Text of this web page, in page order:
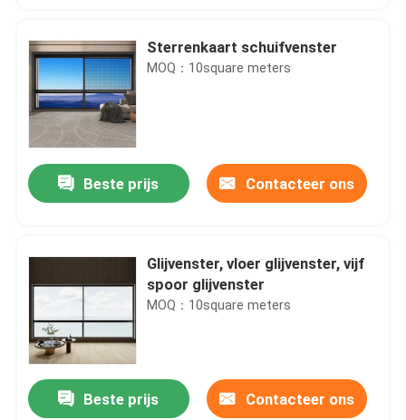
Sterrenkaart schuifvenster
MOQ：10square meters
Beste prijs Contacteer ons
Glijvenster, vloer glijvenster, vijf
spoor glijvenster
MOQ：10square meters
Beste prijs Contacteer ons